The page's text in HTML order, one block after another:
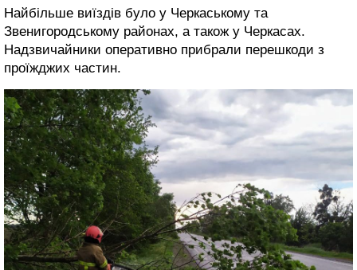
Найбільше виїздів було у Черкаському та
Звенигородському районах, а також у Черкасах.
Надзвичайники оперативно прибрали перешкоди з
проїжджих частин.